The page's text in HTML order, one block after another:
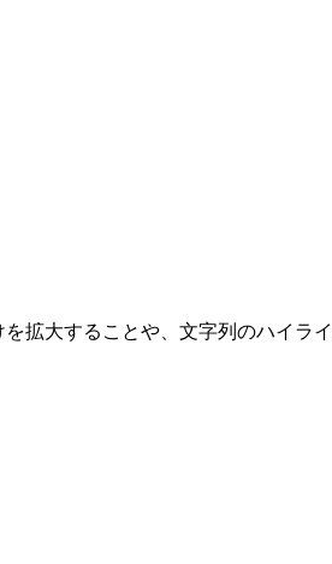
大することや、文字列のハイラ